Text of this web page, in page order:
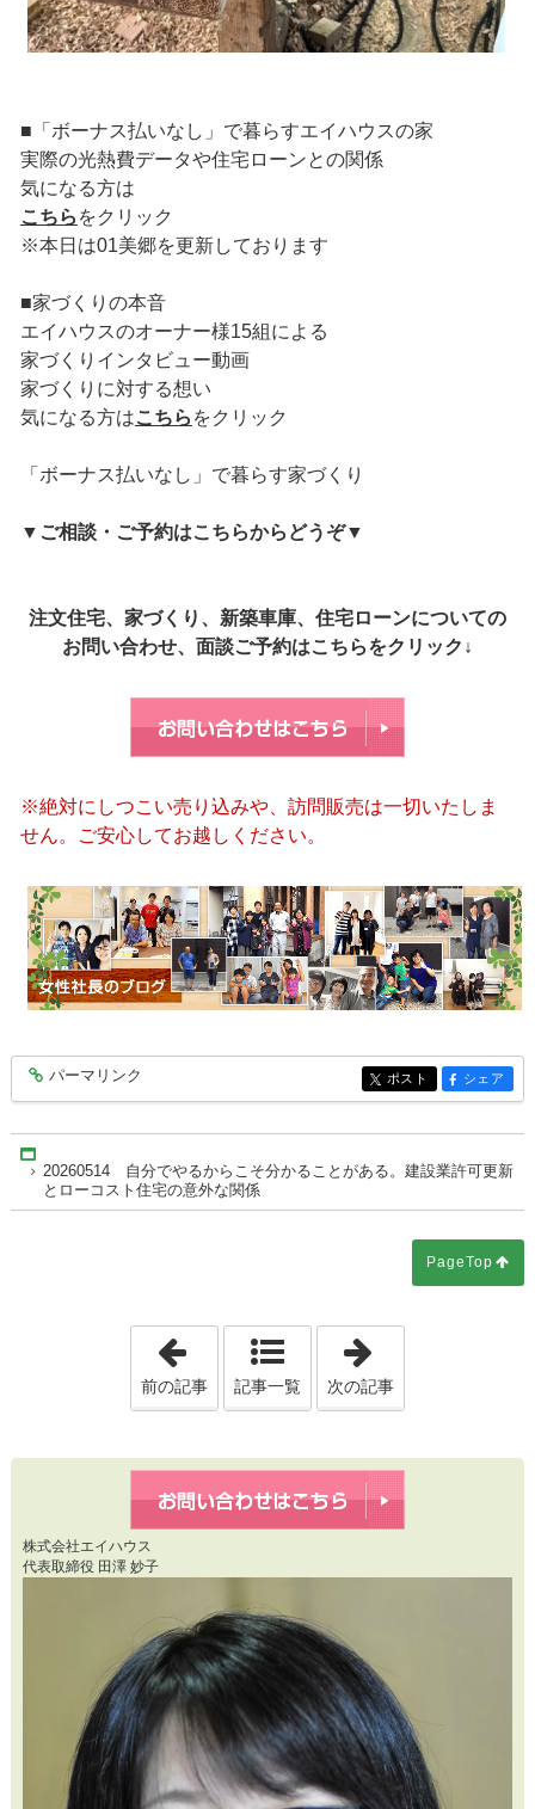
■「ボーナス払いなし」で暮らすエイハウスの家
実際の光熱費データや住宅ローンとの関係
気になる方は
こちら をクリック
※本日は01美郷を更新しております
■家づくりの本音
エイハウスのオーナー様15組による
家づくりインタビュー動画
家づくりに対する想い
気になる方はこちら をクリック
「ボーナス払いなし」で暮らす家づくり
▼ ご相談・ご予約はこちらからどうぞ▼
注文住宅、家づくり、新築車庫、住宅ローンについての
お問い合わせ、面談ご予約はこちらをクリック↓
※絶対にしつこい売り込みや、訪問販売は一切いたしま
せん。ご安心してお越しください。
entry10464
パーマリンク entry10464
ポスト entry10464
シェア
20260514 自分でやるからこそ分かることがある。建設業許可更新
とローコスト住宅の意外な関係
PageTop
「20260513 【速報】6月からガルバニ
前の記事 記事一覧 次の記事
株式会社エイハウス
代表取締役 田澤 妙子